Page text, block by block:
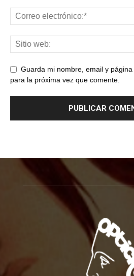
Guarda mi nombre, email y
para la próxima vez que comente.